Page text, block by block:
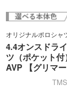
オリジナルポロシャ
4.4オンスドラ
ツ（ポケット付
AVP 【グリマー